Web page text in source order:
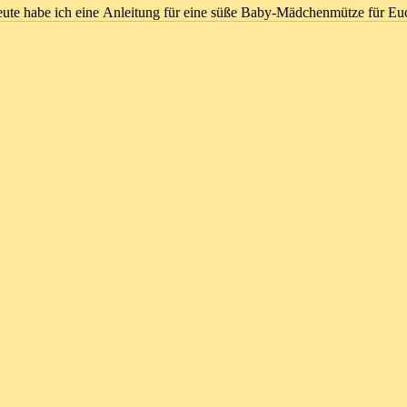
habe ich eine Anleitung für eine süße Baby-Mädchenmütze für